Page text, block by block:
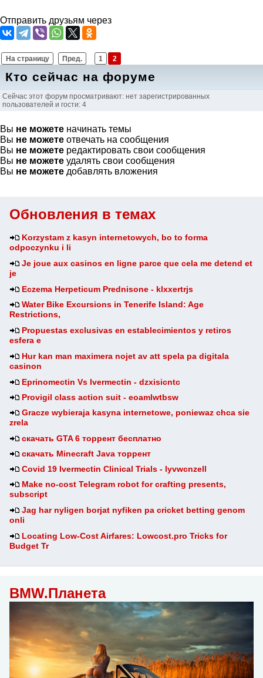
Обновления в темах
Korzystam z kasyn internetowych, bo to forma
odpoczynku i li
Je joue aux casinos en ligne parce que cela me detend et
je
Eczema Herpeticum Prednisone - klxxertrjs
Water Bike Excursions in Tenerife Island: Age
Restrictions,
Propuestas exclusivas en establecimientos y retiros
esfera e
Hur kan man maximera nojet av att spela pa digitala
casinon
Eprinomectin Vs Ivermectin - dzxisicntc
Provigil class action suit - eoamlwtbsw
Gracze wybieraja kasyna internetowe, poniewaz chca sie
zrela
скачать GTA 6 торрент бесплатно
скачать Minecraft Java торрент
Covid 19 Ivermectin Clinical Trials - lyvwcnzell
Make no-cost Telegram robot for crafting presents,
subscript
Jag har nyligen borjat nyfiken pa cricket betting genom
onli
Locating Low-Cost Airfares: Lowcost.pro Tricks for
Budget Tr
BMW.Планета
Отправить друзьям через
На страницу Пред. 1 2
Кто сейчас на форуме
Сейчас этот форум просматривают: нет зарегистрированных
пользователей и гости: 4
Вы не можете начинать темы
Вы не можете отвечать на сообщения
Вы не можете редактировать свои сообщения
Вы не можете удалять свои сообщения
Вы не можете добавлять вложения